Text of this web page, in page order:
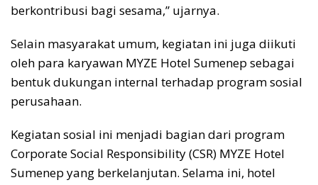
berkontribusi bagi sesama,” ujarnya.
Selain masyarakat umum, kegiatan ini juga diikuti
oleh para karyawan MYZE Hotel Sumenep sebagai
bentuk dukungan internal terhadap program sosial
perusahaan.
Kegiatan sosial ini menjadi bagian dari program
Corporate Social Responsibility (CSR) MYZE Hotel
Sumenep yang berkelanjutan. Selama ini, hotel